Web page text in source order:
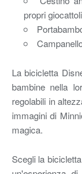
propri giocattoli
La bicicletta
bambine nella
regolabili in
immagini di
magica.
Scegli la